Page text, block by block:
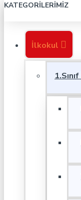
KATEGORILERIMIZ
İlkokul
1.Sınıf